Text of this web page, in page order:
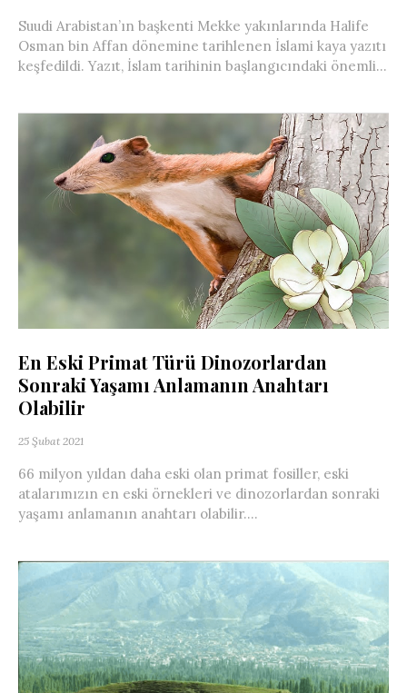
Suudi Arabistan’ın başkenti Mekke yakınlarında Halife
Osman bin Affan dönemine tarihlenen İslami kaya yazıtı
keşfedildi. Yazıt, İslam tarihinin başlangıcındaki önemli...
En Eski Primat Türü Dinozorlardan
Sonraki Yaşamı Anlamanın Anahtarı
Olabilir
25 Şubat 2021
66 milyon yıldan daha eski olan primat fosiller, eski
atalarımızın en eski örnekleri ve dinozorlardan sonraki
yaşamı anlamanın anahtarı olabilir....